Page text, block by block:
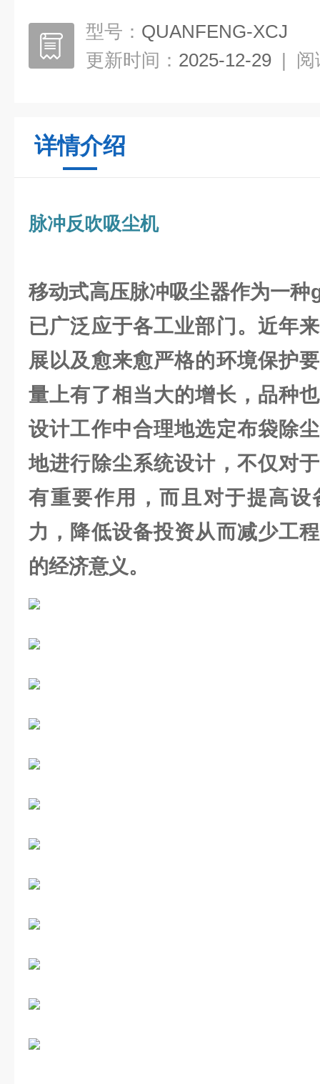
型号： QUANFENG-XCJ
更新时间： 2025-12-29 | 阅
详情介绍
脉冲反吹吸尘机
移动式高压脉冲吸尘器作为一种
已广泛应于各工业部门。近年
展以及愈来愈严格的环境保护
量上有了相当大的增长，品种
设计工作中合理地选定布袋除
地进行除尘系统设计，不仅对
有重要作用，而且对于提高设
力，降低设备投资从而减少工
的经济意义。